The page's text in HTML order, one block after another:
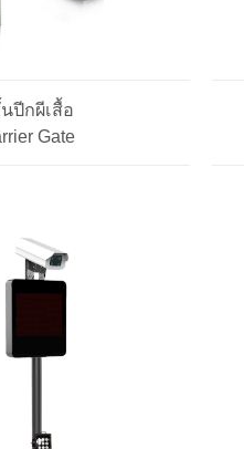
ปีกผีเสื้อ
Gate